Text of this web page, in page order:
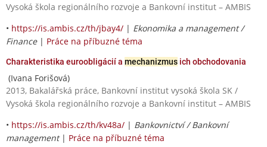
Vysoká škola regionálního rozvoje a Bankovní institut – AMBIS
• https://is.ambis.cz/th/jbay4/ | Ekonomika a management /
Finance| Práce na příbuzné téma
Charakteristika euroobligácií a mechanizmus ich obchodovania
(Ivana Forišová)
2013, Bakalářská práce, Bankovní institut vysoká škola SK /
Vysoká škola regionálního rozvoje a Bankovní institut – AMBIS
• https://is.ambis.cz/th/kv48a/ | Bankovnictví / Bankovní
management| Práce na příbuzné téma